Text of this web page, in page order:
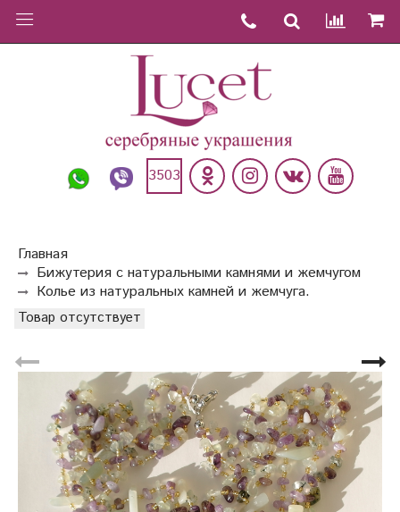
3503
Главная
Бижутерия с натуральными камнями и жемчугом
Колье из натуральных камней и жемчуга.
Товар отсутствует